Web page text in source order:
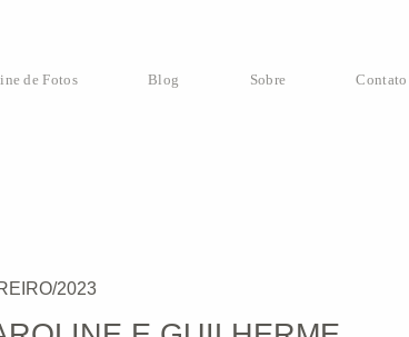
de Fotos Blog Sobre Contato
2023